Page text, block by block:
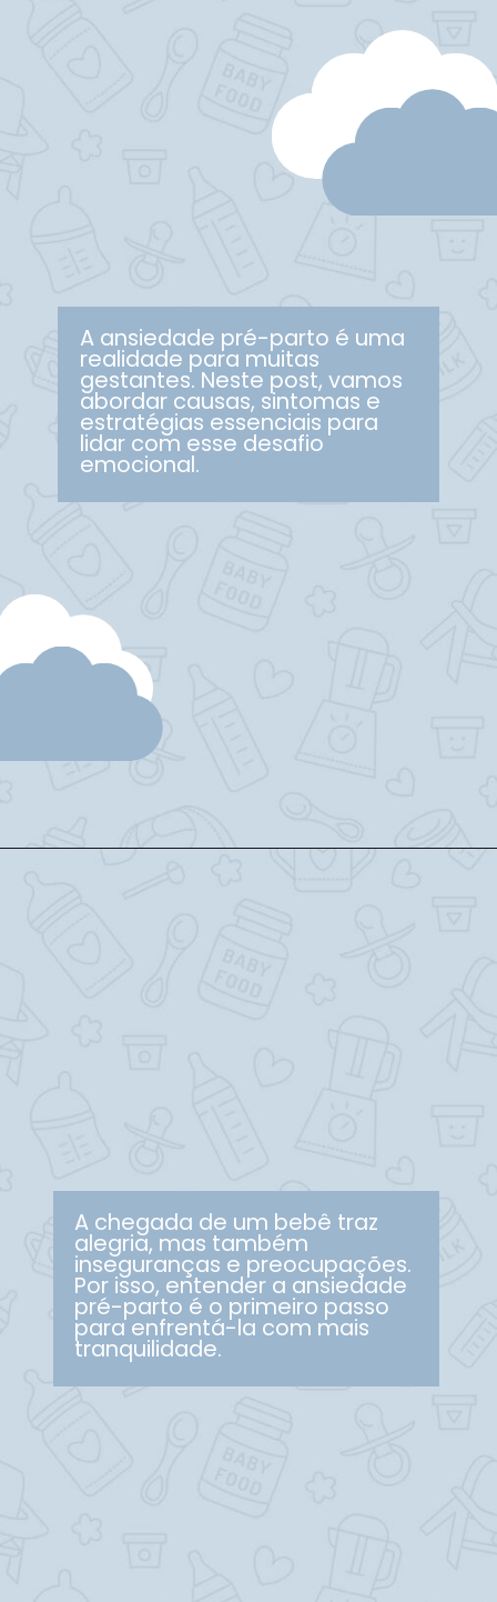
A ansiedade pré-parto é uma
realidade para muitas
gestantes. Neste post, vamos
abordar causas, sintomas e
estratégias essenciais para
lidar com esse desafio
emocional.
A chegada de um bebê traz
alegria, mas também
inseguranças e preocupações.
Por isso, entender a ansiedade
pré-parto é o primeiro passo
para enfrentá-la com mais
tranquilidade.